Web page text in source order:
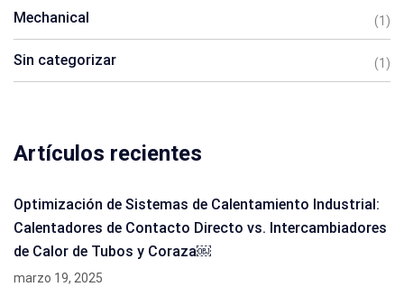
Mechanical (1)
Sin categorizar (1)
Artículos recientes
Optimización de Sistemas de Calentamiento Industrial:
Calentadores de Contacto Directo vs. Intercambiadores
de Calor de Tubos y Coraza￼
marzo 19, 2025